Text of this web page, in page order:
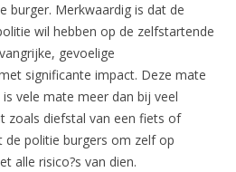
burger. Merkwaardig is dat de
wil hebben op de zelfstartende
gevoelige
significante impact. Deze mate
vele mate meer dan bij veel
zoals diefstal van een fiets of
de politie burgers om zelf op
alle risico?s van dien.